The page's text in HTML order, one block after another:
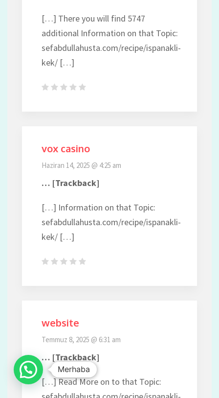
[…] There you will find 5747
additional Information on that Topic:
sefabdullahusta.com/recipe/ispanakli-
kek/ […]
vox casino
Haziran 14, 2025 @ 4:25 am
… [Trackback]
[…] Information on that Topic:
sefabdullahusta.com/recipe/ispanakli-
kek/ […]
website
Temmuz 8, 2025 @ 6:31 am
… [Trackback]
[…] Read More on to that Topic:
Merhaba